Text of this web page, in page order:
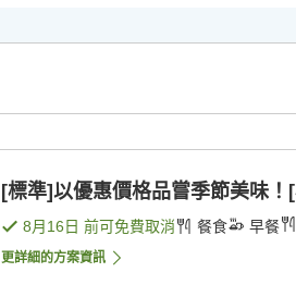
[標準]以優惠價格品嘗季節美味
8月16日 前可免費取消 餐食 早餐
更詳細的方案資訊